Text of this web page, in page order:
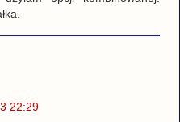
22:29